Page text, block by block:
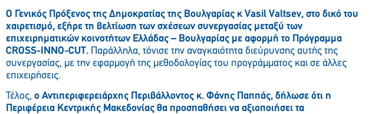
Ο Γενικός Πρόξενος της Δημοκρατίας της Βουλγαρίας κ Vasil Valtsev, στο δικό του
χαιρετισμό, εξήρε τη βελτίωση των σχέσεων συνεργασίας μεταξύ των
επιχειρηματικών κοινοτήτων Ελλάδας – Βουλγαρίας με αφορμή το Πρόγραμμα
CROSS-INNO-CUT. Παράλληλα, τόνισε την αναγκαιότητα διεύρυνσης αυτής της
συνεργασίας, με την εφαρμογή της μεθοδολογίας του προγράμματος και σε άλλες
επιχειρήσεις.
Τέλος, ο Αντιπεριφερειάρχης Περιβάλλοντος κ. Φάνης Παππάς, δήλωσε ότι η
Περιφέρεια Κεντρικής Μακεδονίας θα προσπαθήσει να αξιοποιήσει τα